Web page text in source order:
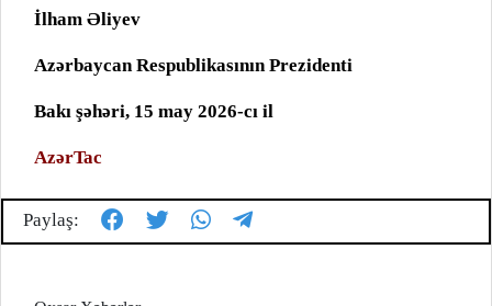
İlham Əliyev
Azərbaycan Respublikasının Prezidenti
Bakı şəhəri, 15 may 2026-cı il
AzərTac
Paylaş: